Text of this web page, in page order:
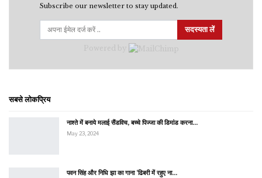
Subscribe our newsletter to stay updated.
सदस्यता लें
सबसे लोकप्रिय
नाश्ते में बनाये मलाई सैंडविच, बच्चे पिज्जा की डिमांड करना…
May 23, 2024
पवन सिंह और निधि झा का गाना ‘ढिबरी में रहुए ना…